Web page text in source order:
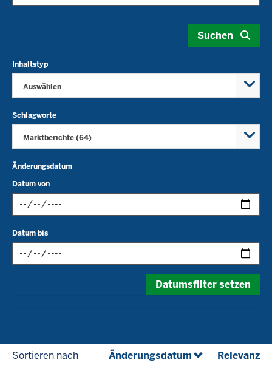
Suchen
Inhaltstyp
Auswählen
Schlagworte
Marktberichte (64)
Änderungsdatum
Datum von
im
folgenden
Format
Datum bis
tt.mm.jjjj
Datumsfilter setzen
Sortieren nach Änderungsdatum(absteigend)
Relevanz